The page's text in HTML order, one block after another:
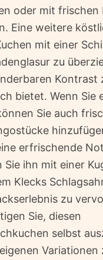
oder mit frischen
Eine weitere
mit einer
zu
Kontrast
bietet. Wenn Sie
Sie auch
erfrischende
Sie ihn mit einer
Klecks
zu
Sie, diesen
selbst
Variationen